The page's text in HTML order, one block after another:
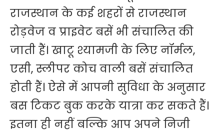
राजस्थान के कई शहरों से राजस्थान
रोड़वेज व प्राइवेट बसें भी संचालित की
जाती हैं। खाटू श्यामजी के लिए नॉर्मल,
एसी, ​स्लीपर कोच वाली बसें संचालित
होती हैं। ऐसे में आपनी सुविधा के अनुसार
बस टिकट बुक करके यात्रा कर सकते हैं।
इतना ही नहीं बल्कि आप अपने निजी